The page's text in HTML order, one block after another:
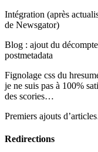
Intégration (après
de Newsgator)
Blog : ajout du
postmetadata
Fignolage css du
je ne suis pas à 100%
des scories…
Premiers ajouts
Redirections